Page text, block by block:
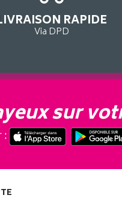
RAPIDE
Via DPD
sur
: